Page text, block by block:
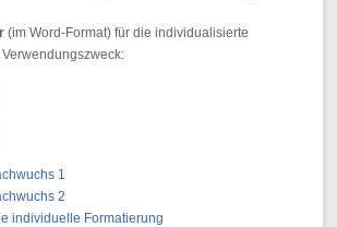
(im Word-Format) für die individualisierte
1
2
individuelle Formatierung